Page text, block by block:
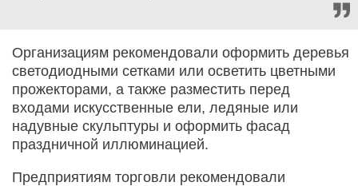
Организациям рекомендовали оформить деревья
светодиодными сетками или осветить цветными
прожекторами, а также разместить перед
входами искусственные ели, ледяные или
надувные скульптуры и оформить фасад
праздничной иллюминацией.
Предприятиям торговли рекомендовали